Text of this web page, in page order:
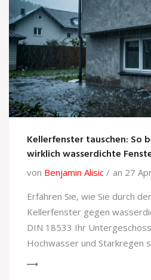
Kellerfenster tauschen: So
wirklich wasserdichte
von Benjamin Alisic
an 27
Erfahren Sie, wie Sie durch
Kellerfenster gegen
DIN 18533 Ihr
Hochwasser und Starkregen